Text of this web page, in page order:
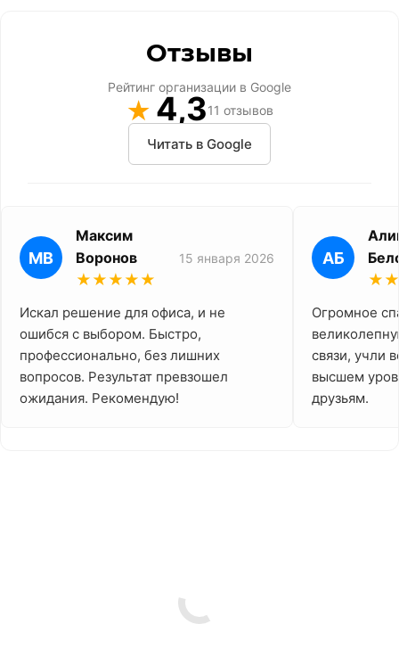
Отзывы
Рейтинг организации в Google
★ 4,311 отзывов
Читать в Google
МВ
Максим
Воронов
★★★★★
15 января 2026
Искал решение для офиса, и не
ошибся с выбором. Быстро,
профессионально, без лишних
вопросов. Результат превзошел
ожидания. Рекомендую!
АБ
Огромное
связи, учли
высшем
друзьям.